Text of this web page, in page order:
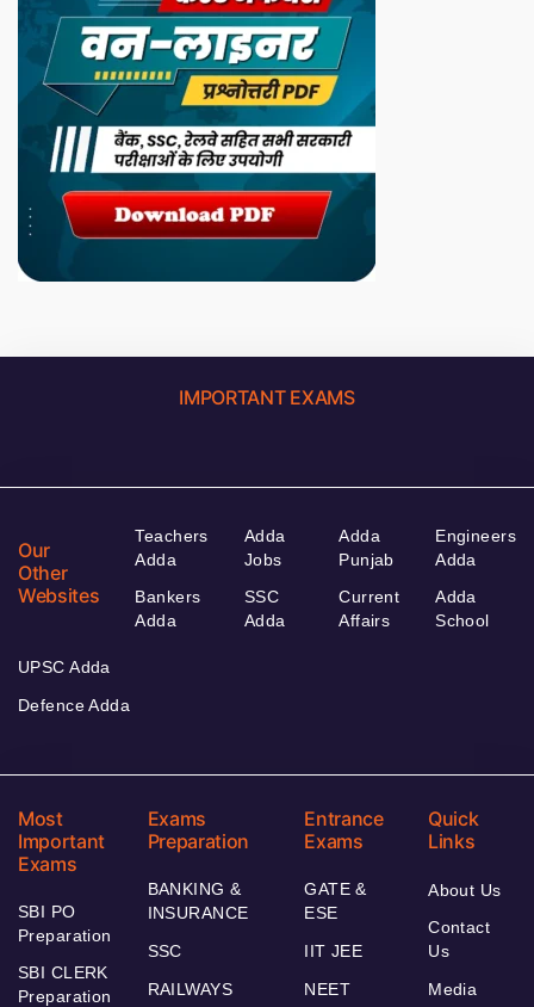
IMPORTANT EXAMS
Our
Other
Websites
Teachers
Adda
Bankers
Adda
Adda
Jobs
SSC
Adda
Adda
Punjab
Current
Affairs
Engineers
Adda
Adda
School
UPSC Adda
Defence Adda
Most
Important
Exams
SBI PO
Preparation
SBI CLERK
Preparation
Exams
Preparation
BANKING &
INSURANCE
SSC
RAILWAYS
Entrance
Exams
GATE &
ESE
IIT JEE
NEET
Quick
Links
About Us
Contact
Us
Media